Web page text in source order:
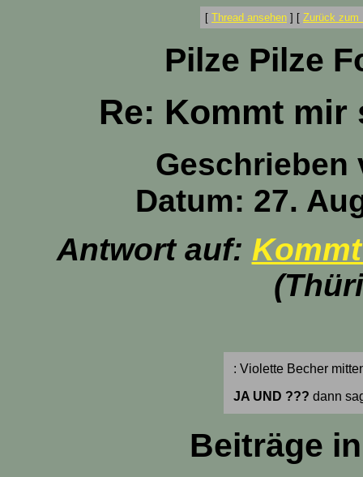
[ Thread ansehen ] [ Zurück zum
Pilze Pilze
Re: Kommt
Datum: 27.
Antwort auf:
: Violette Becher
JA UND ??? dann
Beiträge